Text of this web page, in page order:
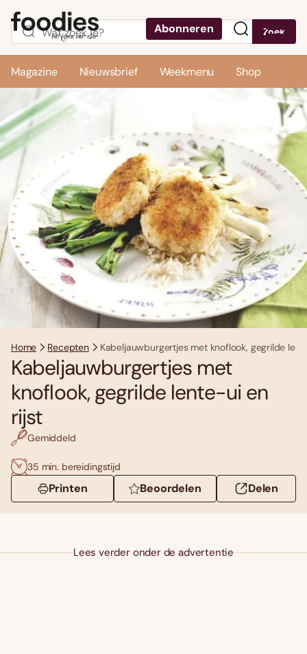
Abonneren Zoek
Magazine Nieuwsbrief Weekmenu Shop
Home Recepten Kabeljauwburgertjes met knoflook, gegrilde
Kabeljauwburgertjes met
knoflook, gegrilde lente-ui en
rijst
Gemiddeld
35 min. bereidingstijd
Printen Beoordelen Delen
Lees verder onder de advertentie